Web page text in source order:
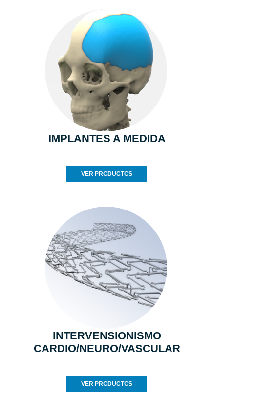
IMPLANTES A MEDIDA
VER PRODUCTOS
INTERVENSIONISMO
CARDIO/NEURO/VASCULAR
VER PRODUCTOS